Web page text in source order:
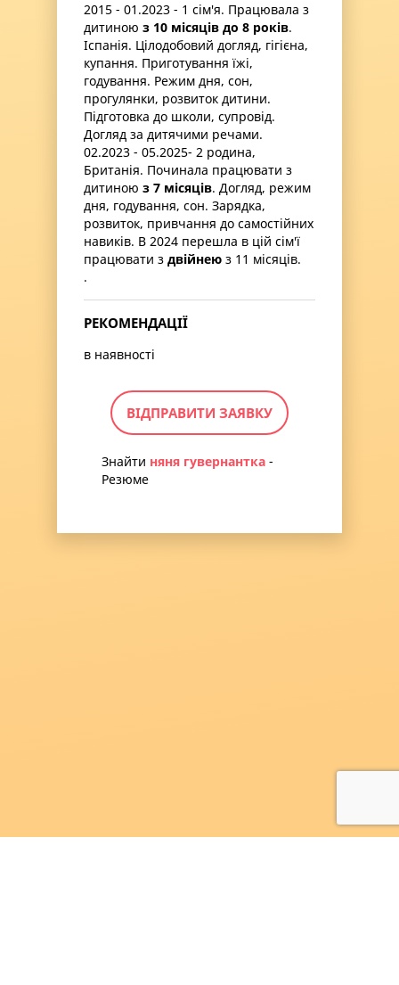
2015 - 01.2023 - 1 сім'я. Працювала з
дитиною з 10 місяців до 8 років.
Іспанія. Цілодобовий догляд, гігієна,
купання. Приготування їжі,
годування. Режим дня, сон,
прогулянки, розвиток дитини.
Підготовка до школи, супровід.
Догляд за дитячими речами.
02.2023 - 05.2025- 2 родина,
Британія. Починала працювати з
дитиною з 7 місяців. Догляд, режим
дня, годування, сон. Зарядка,
розвиток, привчання до самостійних
навиків. В 2024 перешла в цій сім'ї
працювати з двійнею з 11 місяців.
.
РЕКОМЕНДАЦІЇ
в наявності
ВІДПРАВИТИ ЗАЯВКУ
Знайти няня гувернантка -
Резюме